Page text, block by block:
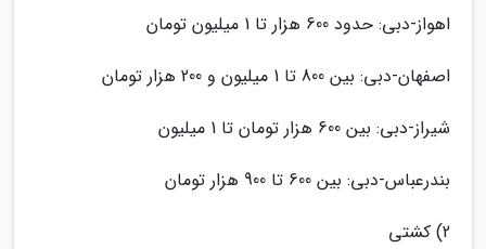
اهواز-دبی: حدود 600 هزار تا 1 میلیون تومان
اصفهان-دبی: بین 800 تا 1 میلیون و 200 هزار تومان
شیراز-دبی: بین 600 هزار تومان تا 1 میلیون
بندرعباس-دبی: بین 600 تا 900 هزار تومان
2) کشتی